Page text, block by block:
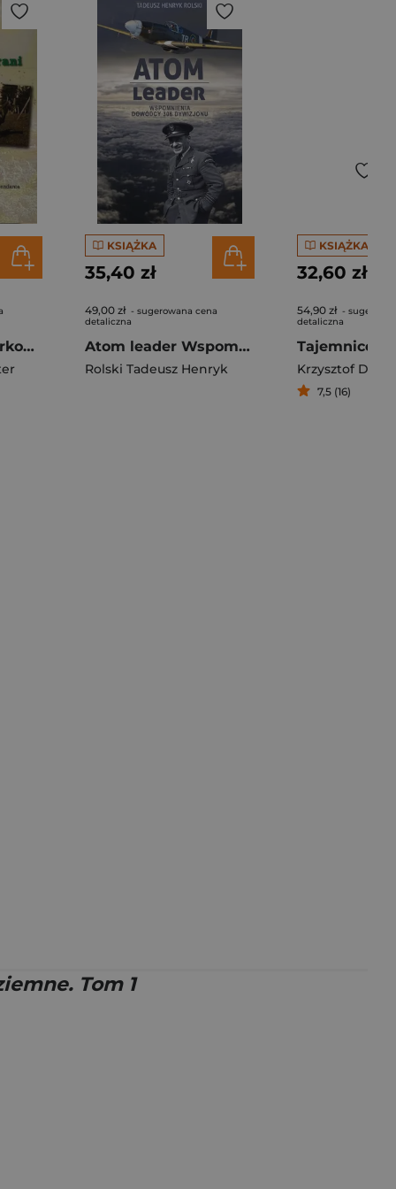
Znad Nysy do Karkonoskiej Grani Wspomnienia pierwszego wojskowego komendanta Szklarskiej Poręby w 1945 roku
KSIĄŻKA
35,40 zł
49,00 zł - sugerowana cena
detaliczna
Atom leader Wspomnienia dowódcy 306 Dywizjonu
Rolski Tadeusz Henryk
KSIĄŻKA
32,60 zł
54,90 zł -
detaliczna
Krzysztof
7,5 (16)
Tom 1